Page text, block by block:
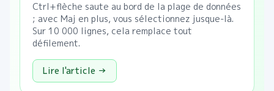
Ctrl+flèche saute au bord de la plage de données
; avec Maj en plus, vous sélectionnez jusque-là.
Sur 10 000 lignes, cela remplace tout
défilement.
Lire l'article →